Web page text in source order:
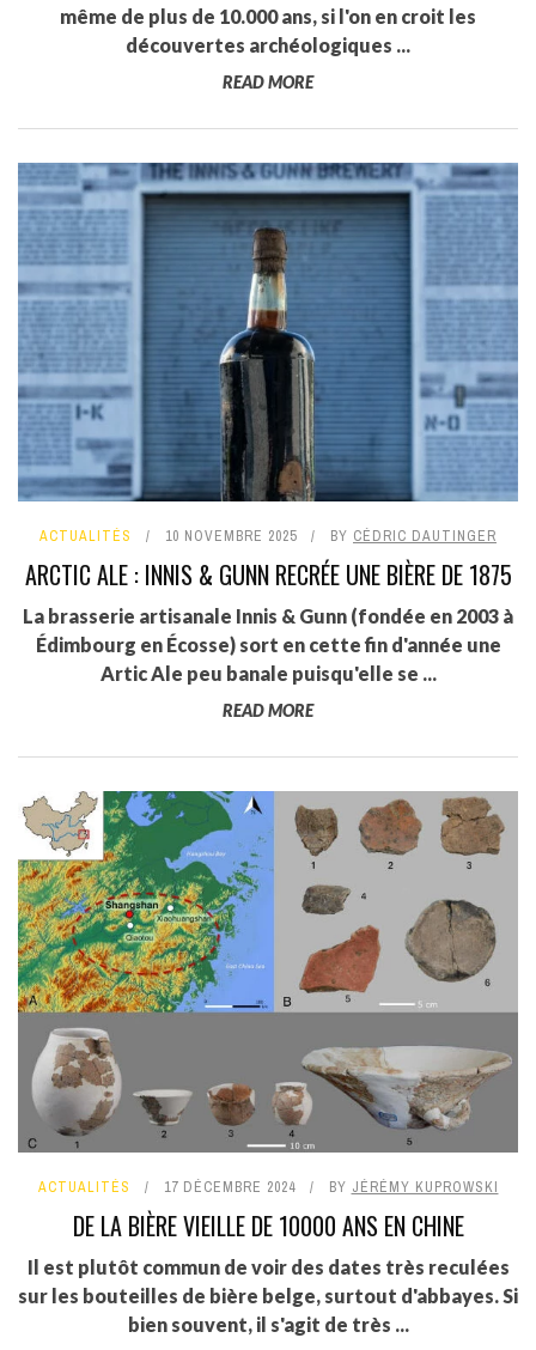
même de plus de 10.000 ans, si l'on en croit les
découvertes archéologiques ...
READ MORE
ACTUALITÉS 10 NOVEMBRE 2025 BY CÉDRIC DAUTINGER
ARCTIC ALE : INNIS & GUNN RECRÉE UNE BIÈRE DE 1875
La brasserie artisanale Innis & Gunn (fondée en 2003 à
Édimbourg en Écosse) sort en cette fin d'année une
Artic Ale peu banale puisqu'elle se ...
READ MORE
ACTUALITÉS 17 DÉCEMBRE 2024 BY JÉRÉMY KUPROWSKI
DE LA BIÈRE VIEILLE DE 10000 ANS EN CHINE
Il est plutôt commun de voir des dates très reculées
sur les bouteilles de bière belge, surtout d'abbayes. Si
bien souvent, il s'agit de très ...